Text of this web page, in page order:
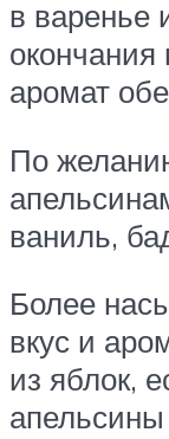
в варенье
аромат
По
ваниль,
Более
вкус и
из яблок,